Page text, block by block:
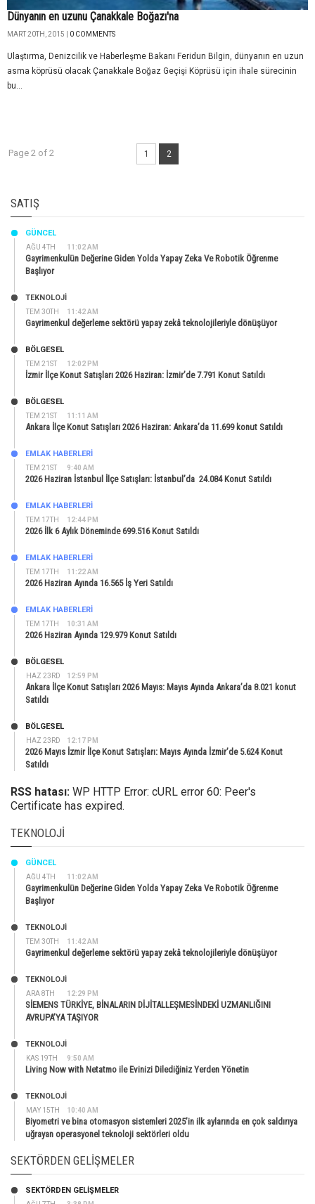
Dünyanın en uzunu Çanakkale Boğazı'na
MART 20TH, 2015 | 0 COMMENTS
Ulaştırma, Denizcilik ve Haberleşme Bakanı Feridun Bilgin, dünyanın en uzun
asma köprüsü olacak Çanakkale Boğaz Geçişi Köprüsü için ihale sürecinin
bu...
Page 2 of 2 1 2
SATIŞ
AĞU 4TH 11:02 AM
GÜNCEL
Gayrimenkulün Değerine Giden Yolda Yapay Zeka Ve Robotik Öğrenme
Başlıyor
TEM 30TH 11:42 AM
TEKNOLOJİ
Gayrimenkul değerleme sektörü yapay zekâ teknolojileriyle dönüşüyor
TEM 21ST 12:02 PM
BÖLGESEL
İzmir İlçe Konut Satışları 2026 Haziran: İzmir’de 7.791 Konut Satıldı
TEM 21ST 11:11 AM
BÖLGESEL
Ankara İlçe Konut Satışları 2026 Haziran: Ankara’da 11.699 konut Satıldı
TEM 21ST 9:40 AM
EMLAK HABERLERI
2026 Haziran İstanbul İlçe Satışları: İstanbul’da 24.084 Konut Satıldı
TEM 17TH 12:44 PM
EMLAK HABERLERI
2026 İlk 6 Aylık Döneminde 699.516 Konut Satıldı
TEM 17TH 11:22 AM
EMLAK HABERLERI
2026 Haziran Ayında 16.565 İş Yeri Satıldı
TEM 17TH 10:31 AM
EMLAK HABERLERI
2026 Haziran Ayında 129.979 Konut Satıldı
HAZ 23RD 12:59 PM
BÖLGESEL
Ankara İlçe Konut Satışları 2026 Mayıs: Mayıs Ayında Ankara’da 8.021 konut
Satıldı
HAZ 23RD 12:17 PM
BÖLGESEL
2026 Mayıs İzmir İlçe Konut Satışları: Mayıs Ayında İzmir’de 5.624 Konut
Satıldı
RSS hatası: WP HTTP Error: cURL error 60: Peer's
Certificate has expired.
TEKNOLOJI
AĞU 4TH 11:02 AM
GÜNCEL
Gayrimenkulün Değerine Giden Yolda Yapay Zeka Ve Robotik Öğrenme
Başlıyor
TEM 30TH 11:42 AM
TEKNOLOJİ
Gayrimenkul değerleme sektörü yapay zekâ teknolojileriyle dönüşüyor
ARA 8TH 12:29 PM
TEKNOLOJİ
SİEMENS TÜRKİYE, BİNALARIN DİJİTALLEŞMESİNDEKİ UZMANLIĞINI
AVRUPA’YA TAŞIYOR
KAS 19TH 9:50 AM
TEKNOLOJİ
Living Now with Netatmo ile Evinizi Dilediğiniz Yerden Yönetin
MAY 15TH 10:40 AM
TEKNOLOJİ
Biyometri ve bina otomasyon sistemleri 2025’in ilk aylarında en çok saldırıya
uğrayan operasyonel teknoloji sektörleri oldu
SEKTÖRDEN GELIŞMELER
SEKTÖRDEN GELIŞMELER